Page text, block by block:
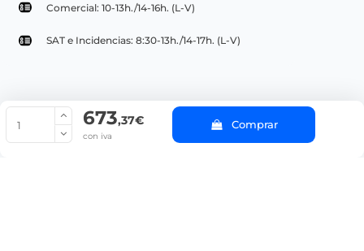
673,37€
con iva
Comprar
Comercial: 10-13h./14-16h. (L-V)
SAT e Incidencias: 8:30-13h./14-17h. (L-V)
© Copyright 2022 PepeBar.com |
Aviso legal y
Condiciones generales de compra |